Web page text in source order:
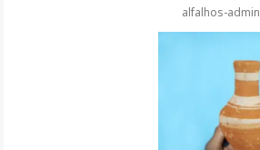
alfalhos-admin